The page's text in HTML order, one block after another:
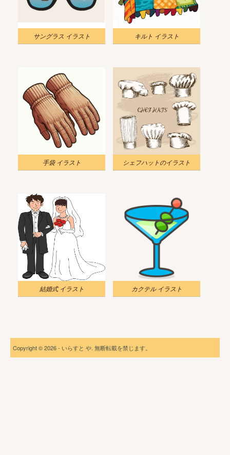
サングラス イラスト キルト イラスト
手袋 イラスト シェフハットのイラスト
結婚式 イラスト カクテル イラスト
Copyright © 2026 - いらすと や. 無断転載を禁じます。